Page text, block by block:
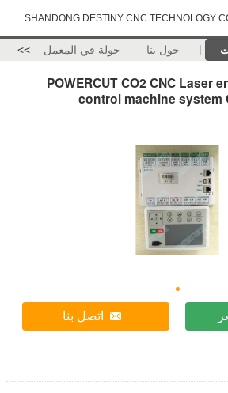
SHANDONG DESTINY CNC TECHNOLOGY
حول بنا جولة في المعمل >>
POWERCUT CO2 CNC Laser
control machine system
اتصل بنا